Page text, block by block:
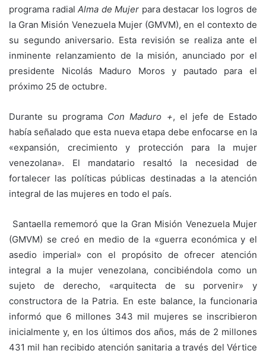
programa radialAlma de Mujer para destacar los logros de
la Gran Misión Venezuela Mujer (GMVM), en el contexto de
su segundo aniversario. Esta revisión se realiza ante el
inminente relanzamiento de la misión, anunciado por el
presidente Nicolás Maduro Moros y pautado para el
próximo 25 de octubre.
Durante su programa Con Maduro +, el jefe de Estado
había señalado que esta nueva etapa debe enfocarse en la
«expansión, crecimiento y protección para la mujer
venezolana». El mandatario resaltó la necesidad de
fortalecer las políticas públicas destinadas a la atención
integral de las mujeres en todo el país.
Santaella rememoró que la Gran Misión Venezuela Mujer
(GMVM) se creó en medio de la «guerra económica y el
asedio imperial» con el propósito de ofrecer atención
integral a la mujer venezolana, concibiéndola como un
sujeto de derecho, «arquitecta de su porvenir» y
constructora de la Patria. En este balance, la funcionaria
informó que 6 millones 343 mil mujeres se inscribieron
inicialmente y, en los últimos dos años, más de 2 millones
431 mil han recibido atención sanitaria a través del Vértice